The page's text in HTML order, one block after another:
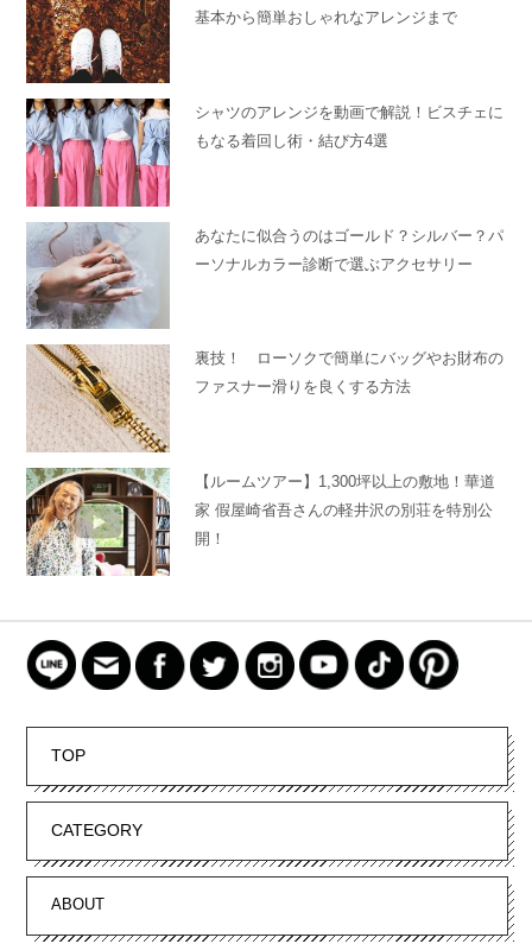
基本から簡単おしゃれなアレンジまで
シャツのアレンジを動画で解説！ビスチェに
もなる着回し術・結び方4選
あなたに似合うのはゴールド？シルバー？パ
ーソナルカラー診断で選ぶアクセサリー
裏技！ ローソクで簡単にバッグやお財布の
ファスナー滑りを良くする方法
【ルームツアー】1,300坪以上の敷地！華道
家 假屋崎省吾さんの軽井沢の別荘を特別公
開！
TOP
CATEGORY
ABOUT